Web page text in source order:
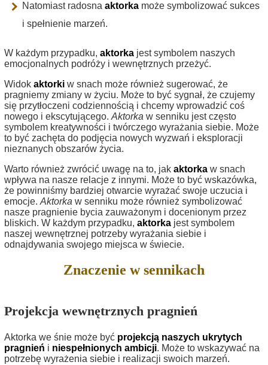
Natomiast radosna aktorka może symbolizować sukces
i spełnienie marzeń.
W każdym przypadku, aktorka jest symbolem naszych
emocjonalnych podróży i wewnętrznych przeżyć.
Widok aktorki w snach może również sugerować, że
pragniemy zmiany w życiu. Może to być sygnał, że czujemy
się przytłoczeni codziennością i chcemy wprowadzić coś
nowego i ekscytującego. Aktorka w senniku jest często
symbolem kreatywności i twórczego wyrażania siebie. Może
to być zachęta do podjęcia nowych wyzwań i eksploracji
nieznanych obszarów życia.
Warto również zwrócić uwagę na to, jak aktorka w snach
wpływa na nasze relacje z innymi. Może to być wskazówka,
że powinniśmy bardziej otwarcie wyrażać swoje uczucia i
emocje. Aktorka w senniku może również symbolizować
nasze pragnienie bycia zauważonym i docenionym przez
bliskich. W każdym przypadku, aktorka jest symbolem
naszej wewnętrznej potrzeby wyrażania siebie i
odnajdywania swojego miejsca w świecie.
Znaczenie w sennikach
Projekcja wewnętrznych pragnień
Aktorka we śnie może być projekcją naszych ukrytych
pragnień i niespełnionych ambicji. Może to wskazywać na
potrzebę wyrażenia siebie i realizacji swoich marzeń.